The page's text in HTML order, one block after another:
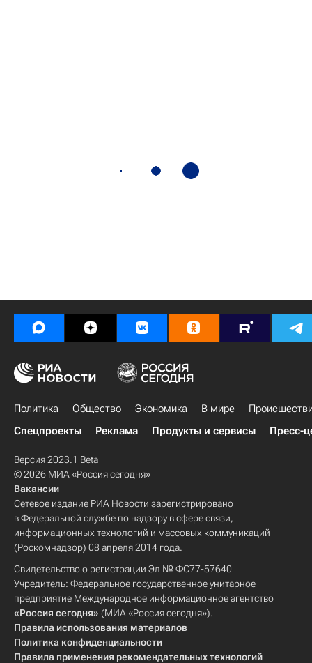
Политика Общество Экономика В мире
Спецпроекты
Реклама Продукты и сервисы Пресс-
Версия 2023.1 Beta
© 2026 МИА «Россия сегодня»
Вакансии
Сетевое издание РИА Новости зарегистрировано
в Федеральной службе по надзору в сфере связи,
информационных технологий и массовых коммуникаций
(Роскомнадзор) 08 апреля 2014 года.
Свидетельство о регистрации Эл № ФС77-57640
Учредитель: Федеральное государственное унитарное
предприятие Международное информационное агентство
«Россия сегодня» (МИА «Россия сегодня»).
Правила использования материалов
Политика конфиденциальности
Правила применения рекомендательных технологий